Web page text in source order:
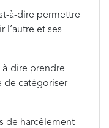
à-dire permettre
l’autre et ses
à-dire prendre
de catégoriser
de harcèlement